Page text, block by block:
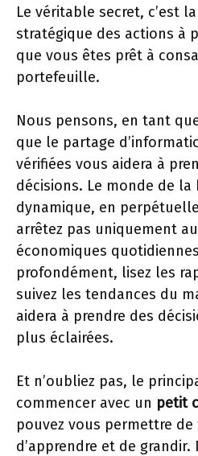
Le véritable secret, c’est
stratégique des actions à
que vous êtes prêt à
portefeuille.
Nous pensons, en tant
que le partage
vérifiées vous aidera à
décisions. Le monde de la
dynamique, en
arrêtez pas uniquement
économiques
profondément, lisez les
suivez les tendances du
aidera à prendre des
plus éclairées.
Et n’oubliez pas, le
commencer avec un petit
pouvez vous permettre de
d’apprendre et de grandir.